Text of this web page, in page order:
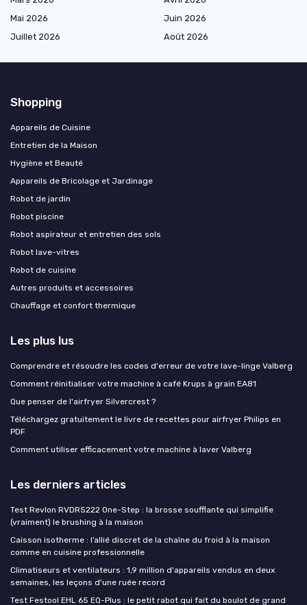
Mai 2026
Juin 2026
Juillet 2026
Août 2026
Shopping
Appareils de Cuisine
Entretien de la Maison
Hygiène et Beauté
Appareils de Bricolage et Jardinage
Robot de jardin
Robot piscine
Robot aspirateur et entretien des sols
Robot lave-vitres
Robot de cuisine
Autres produits et accessoires
Chauffage et confort thermique
Les plus lus
Comprendre et résoudre les codes d'erreur de votre lave-linge Valberg
Comment réinitialiser votre machine à café Krups à grain EA81
Que penser de l'airfryer Silvercrest ?
Téléchargez gratuitement le livre de recettes pour airfryer Philips en
PDF
Comment utiliser efficacement votre machine à laver Valberg
Les derniers articles
Test Revlon RVDR5222 One-Step : la brosse soufflante qui simplifie
(vraiment) le brushing à la maison
Caisson isotherme : l’allié discret de la chaîne du froid à la maison
comme en cuisine professionnelle
Climatiseurs et ventilateurs : 1,9 million d'appareils vendus en deux
semaines, les leçons d'une ruée record
Test Festool EHL 65 EQ-Plus : le petit rabot qui fait du boulot de grand